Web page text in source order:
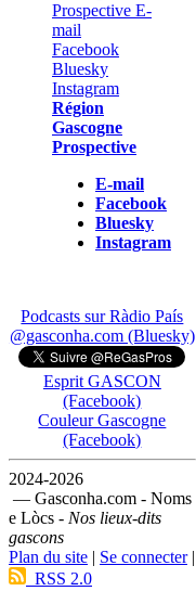
Région
Gascogne
Prospective
E-mail
Facebook
Bluesky
Instagram
Podcasts sur Ràdio País
@gasconha.com (Bluesky)
Esprit GASCON
(Facebook)
Couleur Gascogne
(Facebook)
2024-2026
— Gasconha.com - Noms
e Lòcs - Nos lieux-dits
gascons
Plan du site | Se connecter|
RSS 2.0